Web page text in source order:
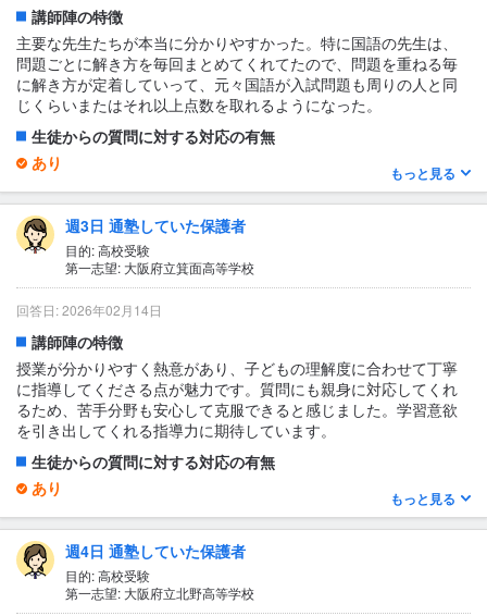
講師陣の特徴
主要な先生たちが本当に分かりやすかった。特に国語の先生は、
問題ごとに解き方を毎回まとめてくれてたので、問題を重ねる毎
に解き方が定着していって、元々国語が入試問題も周りの人と同
じくらいまたはそれ以上点数を取れるようになった。
生徒からの質問に対する対応の有無
あり
授業後に聞いたらその場ですぐに教えてもらえ、授業時間外に個
別で聞きに行っても快く対応して貰えた。質問の内容が良い時は
それも褒めて貰えて嬉しかった
1日あたりの授業時間について
4時間以上
授業の形式・流れ・雰囲気
先生の説明と演習が交互にあり、わからないところは明確になっ
た。先生の説明がとてもわかりやすく、問題演習の解説で理解が
変わった。毎度ある小テストのおかげで復習する習慣も身に付い
た。当てられることがあってわからない時もあったけど、答えら
れずに大きなプレジャーとなると言う事はなかったからよかっ
テキスト・教材について
もっと見る
週3日 通塾していた保護者
目的: 高校受験
第一志望: 大阪府立箕面高等学校
回答日: 2026年02月14日
講師陣の特徴
授業が分かりやすく熱意があり、子どもの理解度に合わせて丁寧
に指導してくださる点が魅力です。質問にも親身に対応してくれ
るため、苦手分野も安心して克服できると感じました。学習意欲
を引き出してくれる指導力に期待しています。
生徒からの質問に対する対応の有無
あり
丁寧に理解するまで教えて頂けた。
1日あたりの授業時間について
3〜4時間
授業の形式・流れ・雰囲気
もっと見る
週4日 通塾していた保護者
目的: 高校受験
第一志望: 大阪府立北野高等学校